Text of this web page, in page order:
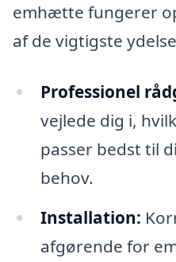
emhætte fungerer
af de vigtigste
Professionel
vejlede dig i,
passer bedst til
behov.
Installation:
afgørende for